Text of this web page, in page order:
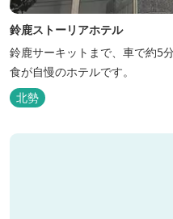
鈴鹿ストーリアホテル
鈴鹿サーキットまで、車で約5
食が自慢のホテルです。
北勢